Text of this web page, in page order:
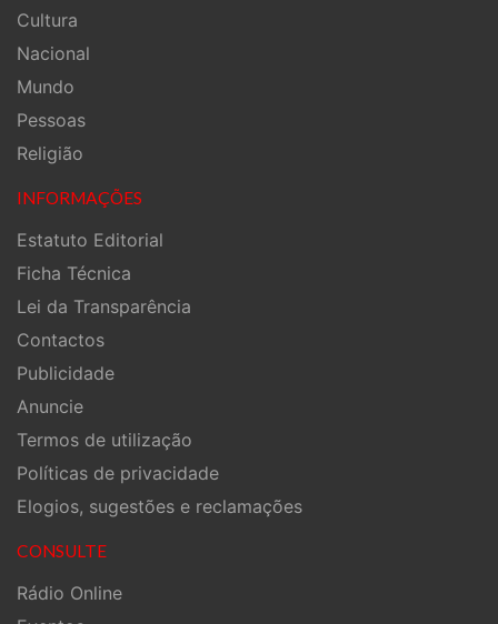
Cultura
Nacional
Mundo
Pessoas
Religião
INFORMAÇÕES
Estatuto Editorial
Ficha Técnica
Lei da Transparência
Contactos
Publicidade
Anuncie
Termos de utilização
Políticas de privacidade
Elogios, sugestões e reclamações
CONSULTE
Rádio Online